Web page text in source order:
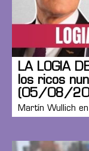
LA LOGIA
los ricos
(05/08/
Martín Wullich